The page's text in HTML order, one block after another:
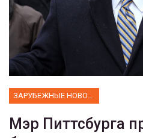
Мэр Питтсбурга